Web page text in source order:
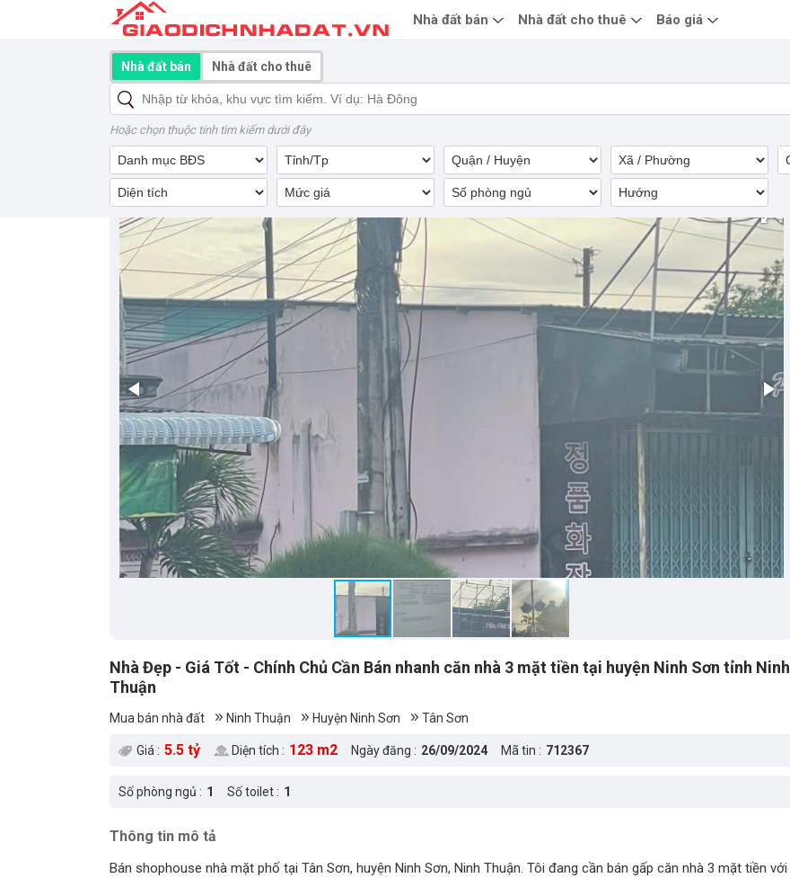
Nhà Đẹp - Giá Tốt - Chính Chủ Cần Bán nhanh căn nhà 3 mặt tiền tại huyện Ninh Sơn tỉnh Ninh
Thuận
Mua bán nhà đất Ninh Thuận Huyện Ninh Sơn Tân Sơn
Giá : 5.5 tỷ Diện tích : 123 m2 Ngày đăng : 26/09/2024 Mã tin : 712367
Số phòng ngủ : 1 Số toilet : 1
Thông tin mô tả
Bán shophouse nhà mặt phố tại Tân Sơn, huyện Ninh Sơn, Ninh Thuận. Tôi đang cần bán gấp căn nhà 3 mặt tiền với
Nhà đất bán Nhà đất cho thuê
Hoặc chọn thuộc tính tìm kiếm dưới đây
Nhà đất bán Nhà đất cho thuê Báo giá